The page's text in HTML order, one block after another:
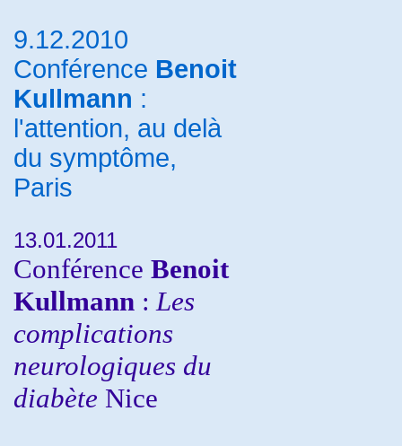
9.12.2010
Conférence Benoit
Kullmann :
l'attention, au delà
du symptôme,
Paris
13.01.2011
Conférence Benoit
Kullmann : Les
complications
neurologiques du
diabète Nice